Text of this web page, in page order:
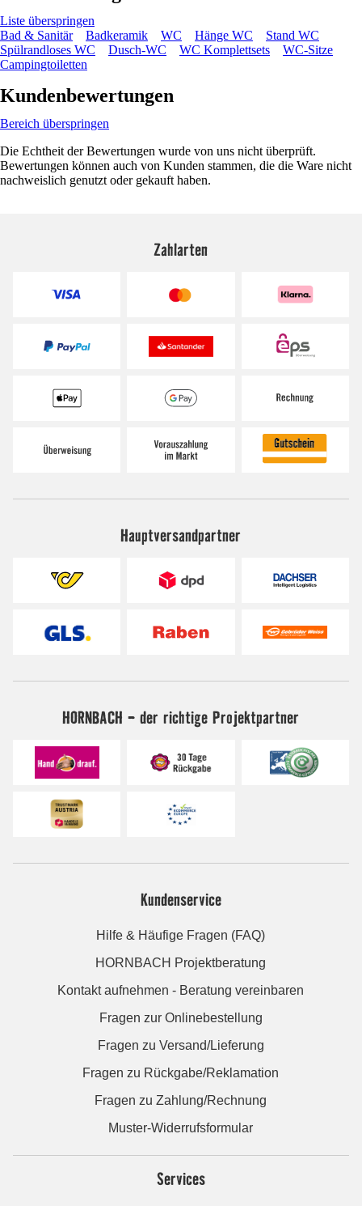
Liste überspringen
Bad & Sanitär
Badkeramik WC Hänge WC
Stand WC
Spülrandloses WC
Dusch-WC WC Komplettsets
WC-Sitze
Campingtoiletten
Kundenbewertungen
Bereich überspringen
Die Echtheit der Bewertungen wurde von uns nicht überprüft.
Bewertungen können auch von Kunden stammen, die die Ware nicht
nachweislich genutzt oder gekauft haben.
Zahlarten
Hauptversandpartner
HORNBACH - der richtige Projektpartner
Kundenservice
Hilfe & Häufige Fragen (FAQ)
HORNBACH Projektberatung
Kontakt aufnehmen - Beratung vereinbaren
Fragen zur Onlinebestellung
Fragen zu Versand/Lieferung
Fragen zu Rückgabe/Reklamation
Fragen zu Zahlung/Rechnung
Muster-Widerrufsformular
Services